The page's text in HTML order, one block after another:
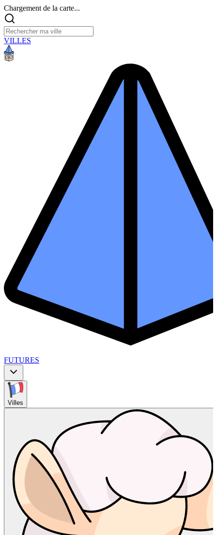
Chargement de la carte...
VILLES
FUTURES
Villes